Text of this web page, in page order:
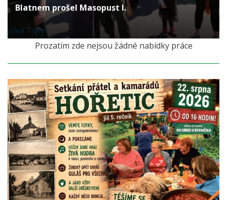
Blatnem prošel Masopust I.
před 7 lety
Prozatím zde nejsou žádné nabídky práce